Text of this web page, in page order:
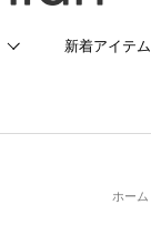
新着アイテム
ホーム